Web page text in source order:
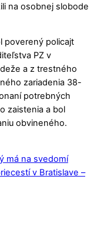
na osobnej slobode
poverený policajt
PZ v
a z trestného
zariadenia 38-
potrebných
zaistenia a bol
obvineného.
má na svedomí
v Bratislave –